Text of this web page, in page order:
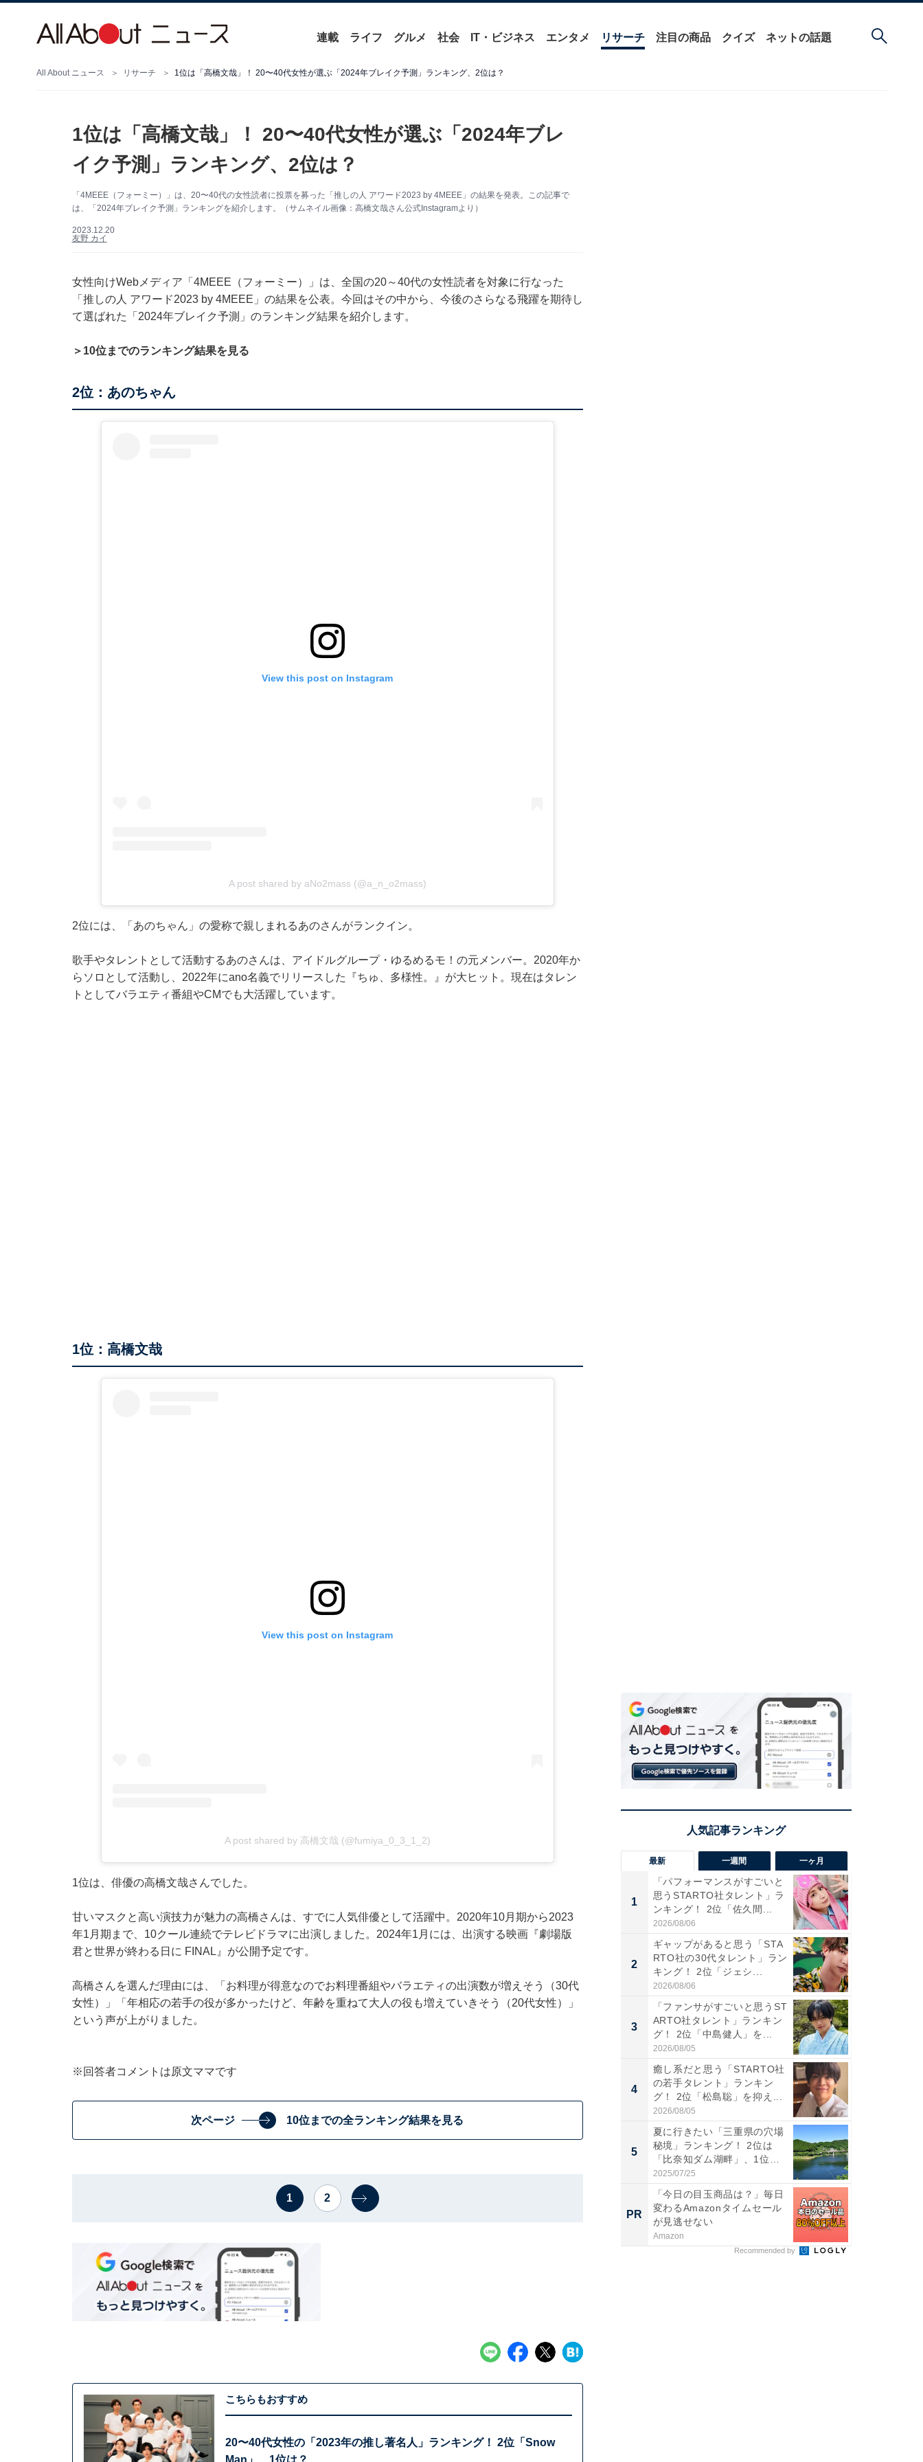
連載 ライフ グルメ 社会 IT・ビジネス エンタメ リサーチ 注目の商品 クイズ ネットの話題
All About ニュース リサーチ 1位は「高橋文哉」！ 20〜40代女性が選ぶ「2024年ブレイク予測」ランキング、2位は？
1位は「高橋文哉」！ 20〜40代女性が選ぶ「2024年ブレ
イク予測」ランキング、2位は？
「4MEEE（フォーミー）」は、20〜40代の女性読者に投票を募った「推しの人 アワード2023 by 4MEEE」の結果を発表。この記事で
は、「2024年ブレイク予測」ランキングを紹介します。（サムネイル画像：高橋文哉さん公式Instagramより）
2023.12.20
友野 カイ
女性向けWebメディア「4MEEE（フォーミー）」は、全国の20～40代の女性読者を対象に行なった
「推しの人 アワード2023 by 4MEEE」の結果を公表。今回はその中から、今後のさらなる飛躍を期待し
て選ばれた「2024年ブレイク予測」のランキング結果を紹介します。
＞10位までのランキング結果を見る
2位：あのちゃん
View this post on Instagram
A post shared by aNo2mass (@a_n_o2mass)
2位には、「あのちゃん」の愛称で親しまれるあのさんがランクイン。
歌手やタレントとして活動するあのさんは、アイドルグループ・ゆるめるモ！の元メンバー。2020年か
らソロとして活動し、2022年にano名義でリリースした『ちゅ、多様性。』が大ヒット。現在はタレン
トとしてバラエティ番組やCMでも大活躍しています。
1位：高橋文哉
View this post on Instagram
A post shared by 高橋文哉 (@fumiya_0_3_1_2)
1位は、俳優の高橋文哉さんでした。
甘いマスクと高い演技力が魅力の高橋さんは、すでに人気俳優として活躍中。2020年10月期から2023
年1月期まで、10クール連続でテレビドラマに出演しました。2024年1月には、出演する映画『劇場版
君と世界が終わる日に FINAL』が公開予定です。
高橋さんを選んだ理由には、「お料理が得意なのでお料理番組やバラエティの出演数が増えそう（30代
女性）」「年相応の若手の役が多かったけど、年齢を重ねて大人の役も増えていきそう（20代女性）」
という声が上がりました。
※回答者コメントは原文ママです
次ページ 10位までの全ランキング結果を見る
1 2
こちらもおすすめ
20〜40代女性の「2023年の推し著名人」ランキング！ 2位「Snow
Man」、1位は？
最新 一週間 一ヶ月
1
「パフォーマンスがすごいと
思うSTARTO社タレント」ラ
ンキング！ 2位「佐久間...
2026/08/06
2
ギャップがあると思う「STA
RTO社の30代タレント」ラン
キング！ 2位「ジェシ...
2026/08/06
3
「ファンサがすごいと思うST
ARTO社タレント」ランキン
グ！ 2位「中島健人」を...
2026/08/05
4
癒し系だと思う「STARTO社
の若手タレント」ランキン
グ！ 2位「松島聡」を抑え...
2026/08/05
5
夏に行きたい「三重県の穴場
秘境」ランキング！ 2位は
「比奈知ダム湖畔」、1位
は？...
2025/07/25
PR
「今日の目玉商品は？」毎日
変わるAmazonタイムセール
が見逃せない
Amazon
Recommended by